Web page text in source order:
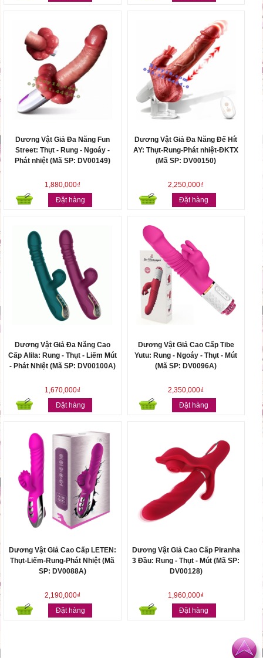
Dương Vật Giả Đa Năng Fun
Street: Thụt - Rung - Ngoáy -
Phát nhiệt (Mã SP: DV00149)
1,880,000₫
Đặt hàng
Dương Vật Giả Đa Năng Đế Hít
AY: Thụt-Rung-Phát nhiệt-ĐKTX
(Mã SP: DV00150)
2,250,000₫
Đặt hàng
Dương Vật Giả Đa Năng Cao
Cấp Alila: Rung - Thụt - Liếm Mút
- Phát Nhiệt (Mã SP: DV00100A)
1,670,000₫
Đặt hàng
Dương Vật Giả Cao Cấp Tibe
Yutu: Rung - Ngoáy - Thụt - Mút
(Mã SP: DV0096A)
2,350,000₫
Đặt hàng
Dương Vật Giả Cao Cấp LETEN:
Thụt-Liếm-Rung-Phát Nhiệt (Mã
SP: DV0088A)
2,190,000₫
Đặt hàng
Dương Vật Giả Cao Cấp Piranha
3 Đầu: Rung - Thụt - Mút (Mã SP:
DV00128)
1,960,000₫
Đặt hàng